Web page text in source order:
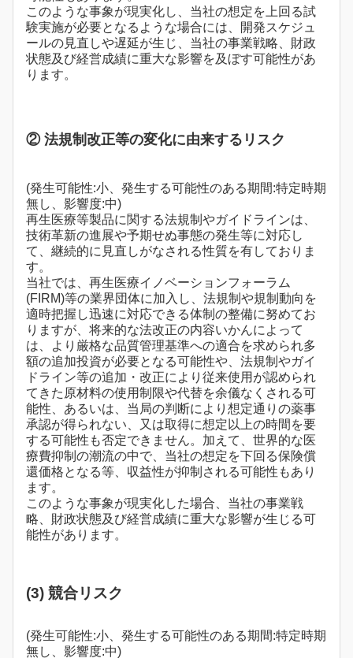
このような事象が現実化し、当社の想定を上回る試
験実施が必要となるような場合には、開発スケジュ
ールの見直しや遅延が生じ、当社の事業戦略、財政
状態及び経営成績に重大な影響を及ぼす可能性があ
ります。
② 法規制改正等の変化に由来するリスク
(発生可能性:小、発生する可能性のある期間:特定時期
無し、影響度:中)
再生医療等製品に関する法規制やガイドラインは、
技術革新の進展や予期せぬ事態の発生等に対応し
て、継続的に見直しがなされる性質を有しておりま
す。
当社では、再生医療イノベーションフォーラム
(FIRM)等の業界団体に加入し、法規制や規制動向を
適時把握し迅速に対応できる体制の整備に努めてお
りますが、将来的な法改正の内容いかんによって
は、より厳格な品質管理基準への適合を求められ多
額の追加投資が必要となる可能性や、法規制やガイ
ドライン等の追加・改正により従来使用が認められ
てきた原材料の使用制限や代替を余儀なくされる可
能性、あるいは、当局の判断により想定通りの薬事
承認が得られない、又は取得に想定以上の時間を要
する可能性も否定できません。加えて、世界的な医
療費抑制の潮流の中で、当社の想定を下回る保険償
還価格となる等、収益性が抑制される可能性もあり
ます。
このような事象が現実化した場合、当社の事業戦
略、財政状態及び経営成績に重大な影響が生じる可
能性があります。
(3) 競合リスク
(発生可能性:小、発生する可能性のある期間:特定時期
無し、影響度:中)